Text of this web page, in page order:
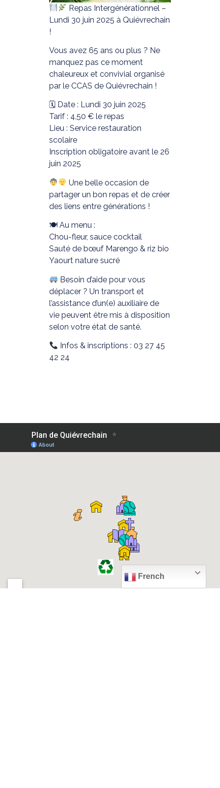
Repas Intergénérationnel –
Lundi 30 juin 2025 à Quiévrechain
!
Vous avez 65 ans ou plus ? Ne
manquez pas ce moment
chaleureux et convivial organisé
par le CCAS de Quiévrechain !
🗓 Date : Lundi 30 juin 2025
Tarif : 4,50 € le repas
Lieu : Service restauration
scolaire
Inscription obligatoire avant le 26
juin 2025
Une belle occasion de
partager un bon repas et de créer
des liens entre générations !
🍽 Au menu :
Chou-fleur, sauce cocktail
Sauté de bœuf Marengo & riz bio
Yaourt nature sucré
Besoin d’aide pour vous
déplacer ? Un transport et
l’assistance d’un(e) auxiliaire de
vie peuvent être mis à disposition
selon votre état de santé.
Infos & inscriptions : 03 27 45
42 24
French